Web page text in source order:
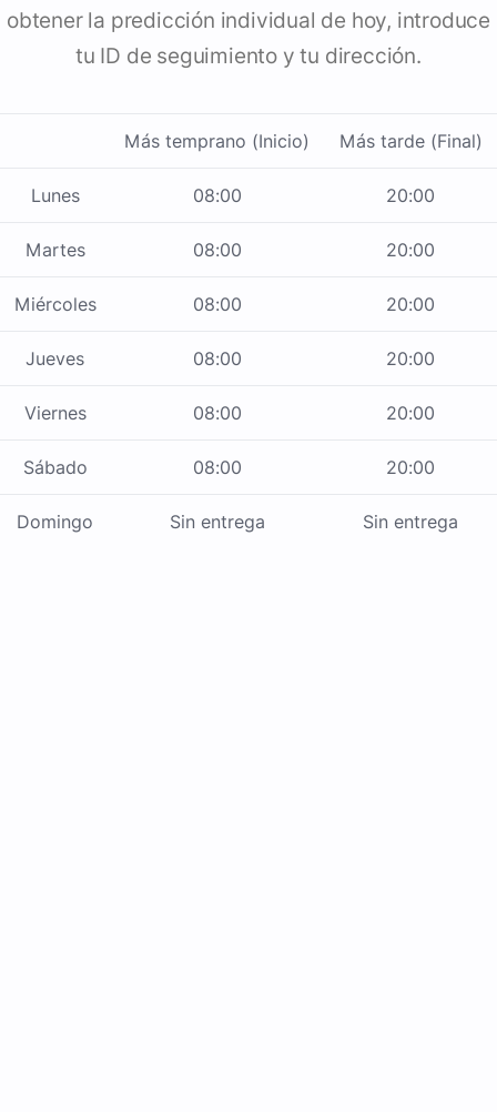
obtener la predicción individual de hoy, introduce
tu ID de seguimiento y tu dirección.
Más temprano (Inicio) Más tarde (Final)
Lunes 08:00 20:00
Martes 08:00 20:00
Miércoles 08:00 20:00
Jueves 08:00 20:00
Viernes 08:00 20:00
Sábado 08:00 20:00
Domingo Sin entrega Sin entrega